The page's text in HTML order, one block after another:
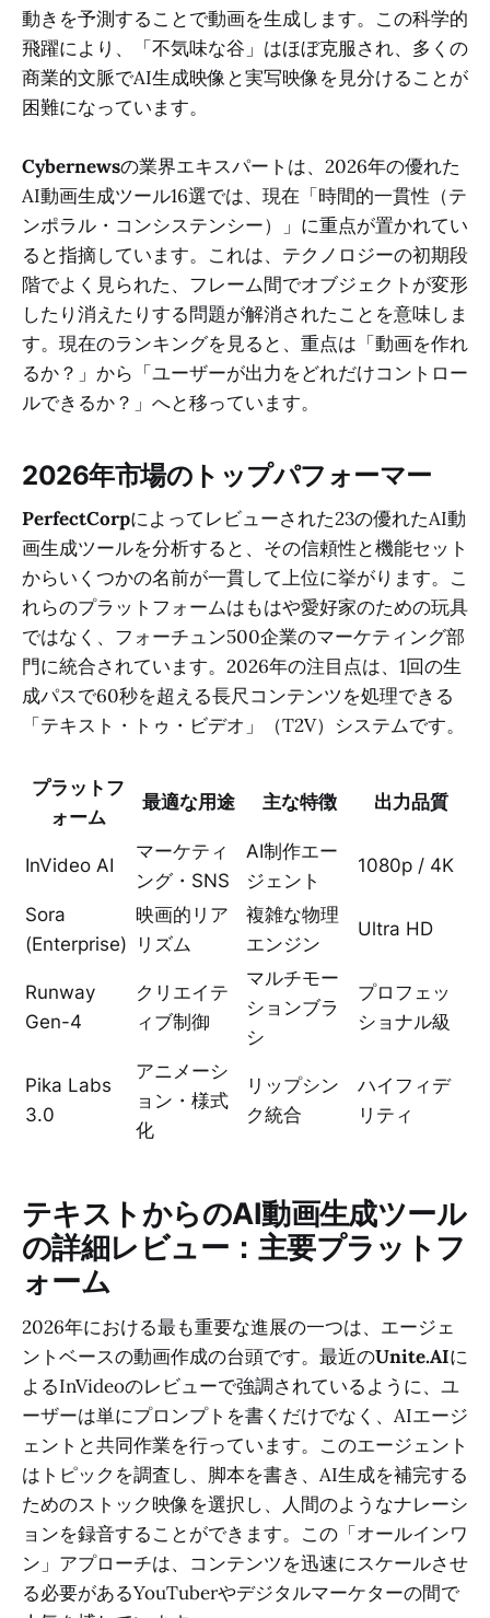
動きを予測することで動画を生成します。この科学的
飛躍により、「不気味な谷」はほぼ克服され、多くの
商業的文脈でAI生成映像と実写映像を見分けることが
困難になっています。
Cybernewsの業界エキスパートは、2026年の優れた
AI動画生成ツール16選では、現在「時間的一貫性（テ
ンポラル・コンシステンシー）」に重点が置かれてい
ると指摘しています。これは、テクノロジーの初期段
階でよく見られた、フレーム間でオブジェクトが変形
したり消えたりする問題が解消されたことを意味しま
す。現在のランキングを見ると、重点は「動画を作れ
るか？」から「ユーザーが出力をどれだけコントロー
ルできるか？」へと移っています。
2026年市場のトップパフォーマー
PerfectCorpによってレビューされた23の優れたAI動
画生成ツールを分析すると、その信頼性と機能セット
からいくつかの名前が一貫して上位に挙がります。こ
れらのプラットフォームはもはや愛好家のための玩具
ではなく、フォーチュン500企業のマーケティング部
門に統合されています。2026年の注目点は、1回の生
成パスで60秒を超える長尺コンテンツを処理できる
「テキスト・トゥ・ビデオ」（T2V）システムです。
プラットフ
ォーム
最適な用途 主な特徴 出力品質
InVideo AI
マーケティ
ング・SNS
AI制作エー
ジェント
1080p / 4K
Sora
(Enterprise)
映画的リア
リズム
複雑な物理
エンジン
Ultra HD
Runway
Gen-4
クリエイテ
ィブ制御
マルチモー
ションブラ
シ
プロフェッ
ショナル級
Pika Labs
3.0
アニメーシ
ョン・様式
化
リップシン
ク統合
ハイフィデ
リティ
テキストからのAI動画生成ツール
の詳細レビュー：主要プラットフ
ォーム
2026年における最も重要な進展の一つは、エージェ
ントベースの動画作成の台頭です。最近のUnite.AIに
よるInVideoのレビューで強調されているように、ユ
ーザーは単にプロンプトを書くだけでなく、AIエージ
ェントと共同作業を行っています。このエージェント
はトピックを調査し、脚本を書き、AI生成を補完する
ためのストック映像を選択し、人間のようなナレーシ
ョンを録音することができます。この「オールインワ
ン」アプローチは、コンテンツを迅速にスケールさせ
る必要があるYouTuberやデジタルマーケターの間で